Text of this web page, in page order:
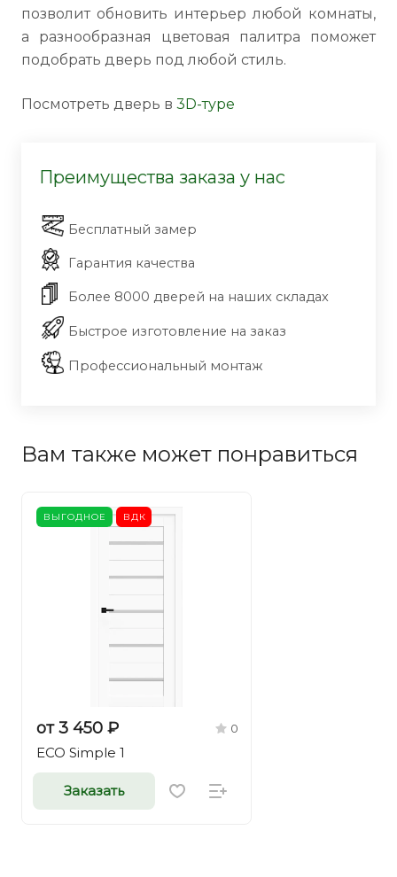
позволит обновить интерьер любой комнаты,
а разнообразная цветовая палитра поможет
подобрать дверь под любой стиль.
Посмотреть дверь в 3D-туре
Преимущества заказа у нас
Бесплатный замер
Гарантия качества
Более 8000 дверей на наших складах
Быстрое изготовление на заказ
Профессиональный монтаж
Вам также может понравиться
ВЫГОДНОЕ ВДК
от 3 450 ₽ 0
ECO Simple 1
Заказать